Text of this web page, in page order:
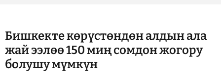
Бишкекте көрүстөндөн алдын ала
жай ээлөө 150 миң сомдон жогору
болушу мүмкүн